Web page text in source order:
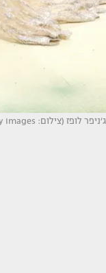
ג׳ניפר לופז (צילום: Jamie McCarthy/Getty Images)